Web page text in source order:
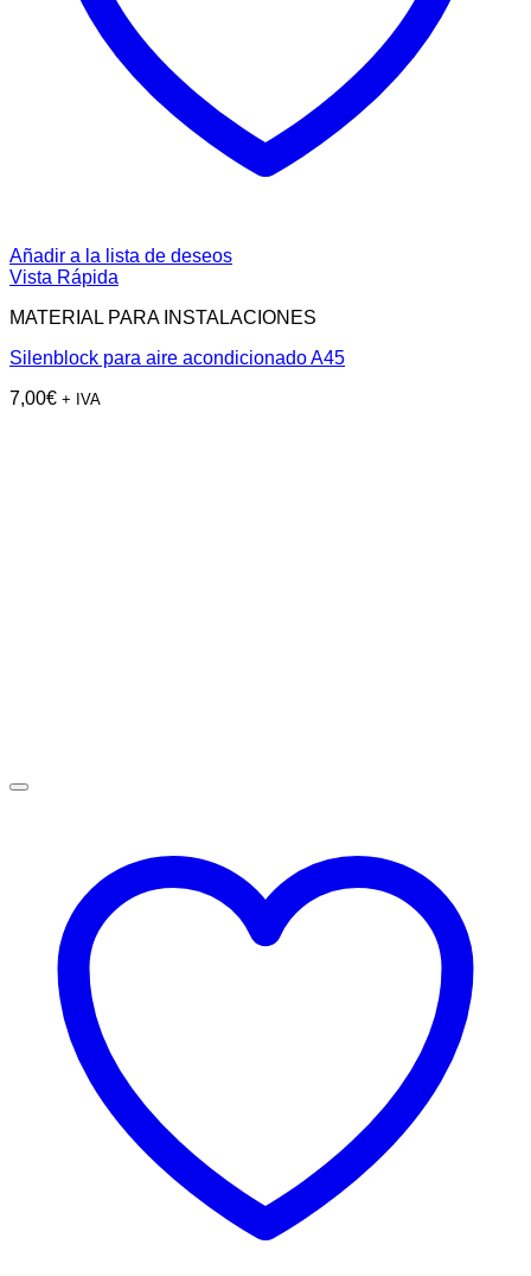
Añadir a la lista de deseos
Vista Rápida
MATERIAL PARA INSTALACIONES
Silenblock para aire acondicionado A45
7,00€ + IVA